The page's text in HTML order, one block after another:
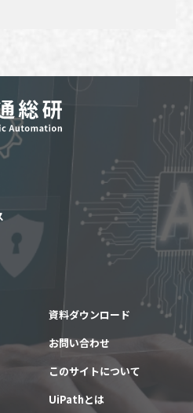
資料ダウンロード
お問い合わせ
このサイトについて
UiPathとは